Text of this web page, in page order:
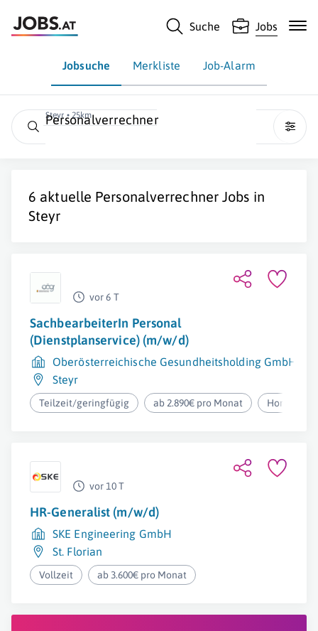
Suche Jobs
Jobsuche Merkliste Job-Alarm
Steyr • 25km
Personalverrechner
6 aktuelle PersonalverrechnerJobs in
Steyr
vor 6 T
SachbearbeiterIn Personal
(Dienstplanservice) (m/w/d)
Oberösterreichische Gesundheitsholding GmbH
Steyr
Teilzeit/geringfügig ab 2.890€ pro Monat
vor 10 T
HR-Generalist (m/w/d)
SKE Engineering GmbH
St. Florian
Vollzeit ab 3.600€ pro Monat